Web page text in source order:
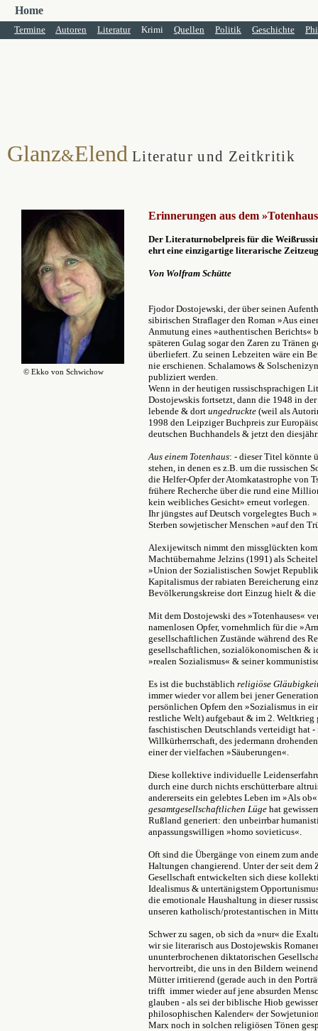
Home
Termine Autoren Literatur Krimi Quellen Politik Geschichte
Glanz&Elend Literatur und Zeitkritik
© Ekko von Schwichow
Erinnerungen aus dem
Der Literaturnobelpreis für die
ehrt eine einzigartige literarische
Von Wolfram Schütte
Fjodor Dostojewski, der über seinen
sibirischen Straflager den Roman »Aus
Anmutung eines »authentischen Berichts«
späteren Gulag sogar den Zaren zu Tränen
überliefert. Zu seinen Lebzeiten wäre ein
nie erschienen. Schalamows &
publiziert werden.
Wenn in der heutigen russischsprachigen
Dostojewskis fortsetzt, dann die 1948 in
lebende & dort ungedruckte (weil als
1998 den Leipziger Buchpreis zur
deutschen Buchhandels & jetzt den
Aus einem Totenhaus: - dieser Titel könnte
stehen, in denen es z.B. um die russischen
die Helfer-Opfer der Atomkatastrophe von
frühere Recherche über die rund eine
kein weibliches Gesicht» erneut vorlegen.
Ihr jüngstes auf Deutsch vorgelegtes Buch
Sterben sowjetischer Menschen »auf den
Alexijewitsch nimmt den missglückten
Machtübernahme Jelzins (1991) als
»Union der Sozialistischen Sowjet
Kapitalismus der rabiaten Bereicherung
Bevölkerungskreise dort Einzug hielt & die
Mit dem Dostojewski des »Totenhauses«
namenlosen Opfer, vornehmlich für die
gesellschaftlichen Zustände während des
gesellschaftlichen, sozialökonomischen &
»realen Sozialismus« & seiner
Es ist die buchstäblich religiöse
immer wieder vor allem bei jener
persönlichen Opfern den »Sozialismus in
restliche Welt) aufgebaut & im 2. Weltkrieg
faschistischen Deutschlands verteidigt hat
Willkürherrschaft, des jedermann
einer der vielfachen »Säuberungen«.
Diese kollektive individuelle
durch eine durch nichts erschütterbare
andererseits ein gelebtes Leben im »Als
gesamtgesellschaftlichen Lüge hat
Rußland generiert: den unbeirrbar
anpassungswilligen »homo sovieticus«.
Oft sind die Übergänge von einem zum
Haltungen changierend. Unter der seit
Gesellschaft entwickelten sich diese
Idealismus & untertänigstem
die emotionale Haushaltung in dieser
unseren katholisch/protestantischen in
Schwer zu sagen, ob sich da »nur« die
wir sie literarisch aus Dostojewskis
ununterbrochenen diktatorischen
hervortreibt, die uns in den Bildern
Mütter irritierend (gerade auch in den
trifft immer wieder auf jene absurden
glauben - als sei der biblische Hiob
philosophischen Kalender« der
Marx noch in solchen religiösen Tönen